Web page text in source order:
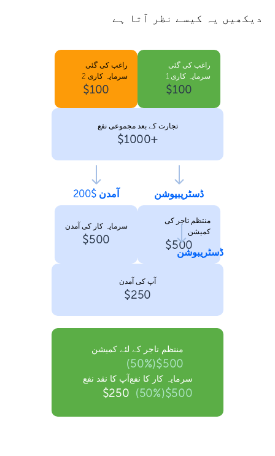
دیکھیں یہ کیسے نظر آتا ہے
راغب کی گئی
سرمایہ کاری 1
$100
راغب کی گئی
سرمایہ کاری 2
$100
تجارت کے بعد مجموعی نفع
+$1000
ڈسٹریبیوشن
منتظم تاجر کی
کمیشن
$500
آمدن $200
سرمایہ کار کی آمدن
$500
ڈسٹریبوشن
آپ کی آمدن
$250
منتظم تاجر کے لئے کمیشن
$500(50%)
سرمایہ کار کا نفع
$500(50%)
آپ کا نقد نفع
$250